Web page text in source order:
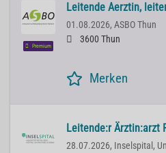
Premium
Leitende Aerztin,
01.08.2026, ASBO Thun
3600 Thun
Merken
Leitende:r Ärztin:arzt
28.07.2026, Inselspital,